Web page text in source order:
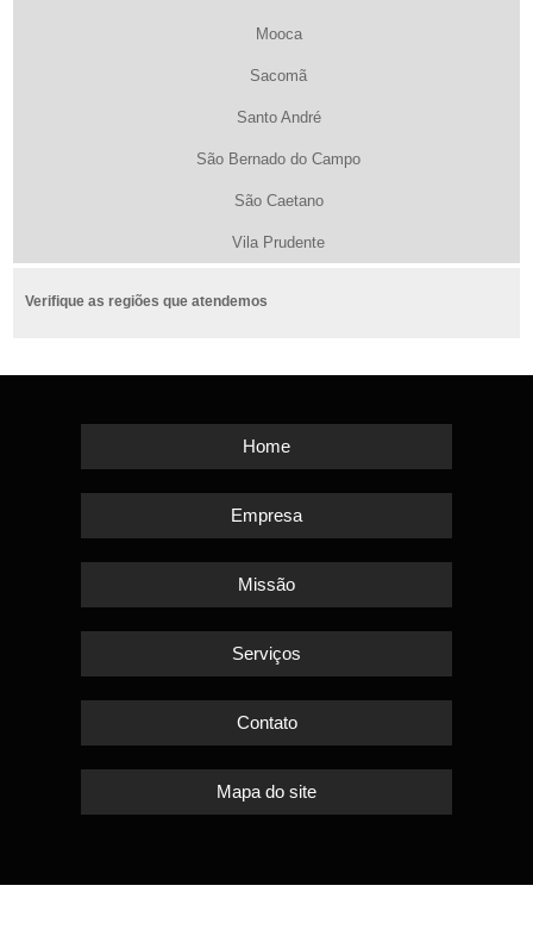
Mooca
Sacomã
Santo André
São Bernado do Campo
São Caetano
Vila Prudente
Verifique as regiões que atendemos
Home
Empresa
Missão
Serviços
Contato
Mapa do site